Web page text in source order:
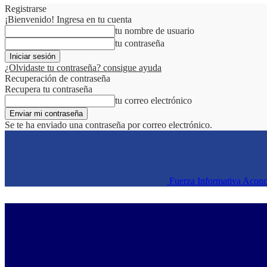
Registrarse
¡Bienvenido! Ingresa en tu cuenta
tu nombre de usuario
tu contraseña
¿Olvidaste tu contraseña? consigue ayuda
Recuperación de contraseña
Recupera tu contraseña
tu correo electrónico
Se te ha enviado una contraseña por correo electrónico.
Fuerza Informativa